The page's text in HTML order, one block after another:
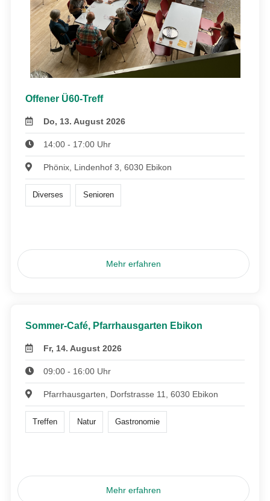
Offener Ü60-Treff
Do, 13. August 2026
14:00 - 17:00 Uhr
Phönix, Lindenhof 3, 6030 Ebikon
Diverses Senioren
Mehr erfahren
Sommer-Café, Pfarrhausgarten Ebikon
Fr, 14. August 2026
09:00 - 16:00 Uhr
Pfarrhausgarten, Dorfstrasse 11, 6030 Ebikon
Treffen Natur Gastronomie
Mehr erfahren